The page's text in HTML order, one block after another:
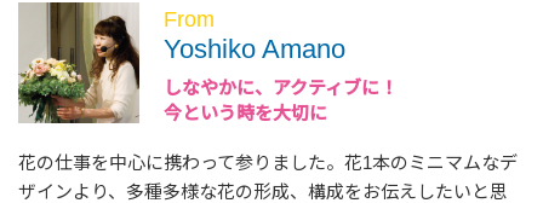
From
Yoshiko Amano
しなやかに、アクティブに！
今という時を大切に
花の仕事を中心に携わって参りました。花1本のミニマムなデ
ザインより、多種多様な花の形成、構成をお伝えしたいと思